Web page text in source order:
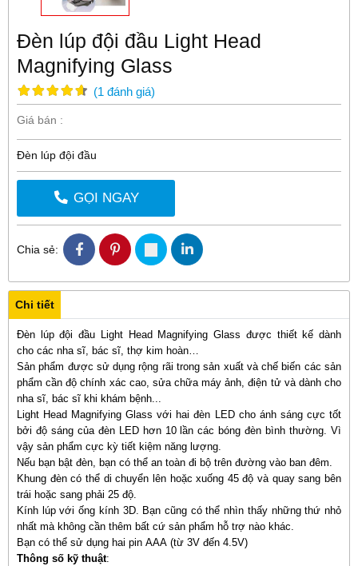
Đèn lúp đội đầu Light Head
Magnifying Glass
(1 đánh giá)
Giá bán :
Đèn lúp đội đầu
GỌI NGAY
Chia sẻ:
Chi tiết
Đèn lúp đội đầu Light Head Magnifying Glass được thiết kế dành
cho các nha sĩ, bác sĩ, thợ kim hoàn…
Sản phẩm được sử dụng rộng rãi trong sản xuất và chế biến các sản
phẩm cần độ chính xác cao, sửa chữa máy ảnh, điện tử và dành cho
nha sĩ, bác sĩ khi khám bệnh...
Light Head Magnifying Glass với hai đèn LED cho ánh sáng cực tốt
bởi độ sáng của đèn LED hơn 10 lần các bóng đèn bình thường. Vì
vậy sản phẩm cực kỳ tiết kiệm năng lượng.
Nếu bạn bật đèn, bạn có thể an toàn đi bộ trên đường vào ban đêm.
Khung đèn có thể di chuyển lên hoặc xuống 45 độ và quay sang bên
trái hoặc sang phải 25 độ.
Kính lúp với ống kính 3D. Bạn cũng có thể nhìn thấy những thứ nhỏ
nhất mà không cần thêm bất cứ sản phẩm hỗ trợ nào khác.
Bạn có thể sử dụng hai pin AAA (từ 3V đến 4.5V)
Thông số kỹ thuật: